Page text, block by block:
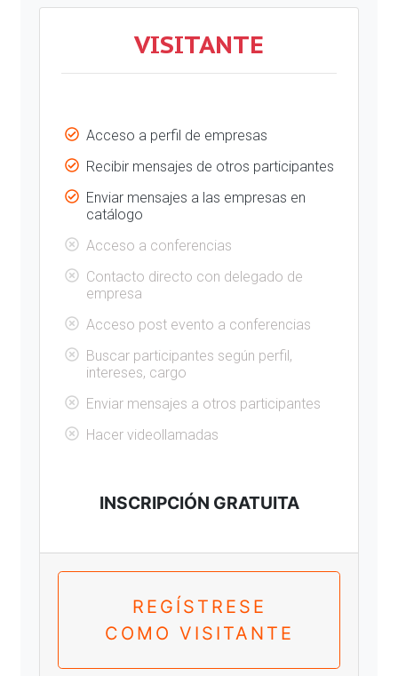
VISITANTE
Acceso a perfil de empresas
Recibir mensajes de otros participantes
Enviar mensajes a las empresas en
catálogo
Acceso a conferencias
Contacto directo con delegado de
empresa
Acceso post evento a conferencias
Buscar participantes según perfil,
intereses, cargo
Enviar mensajes a otros participantes
Hacer videollamadas
INSCRIPCIÓN GRATUITA
REGÍSTRESE
COMO VISITANTE